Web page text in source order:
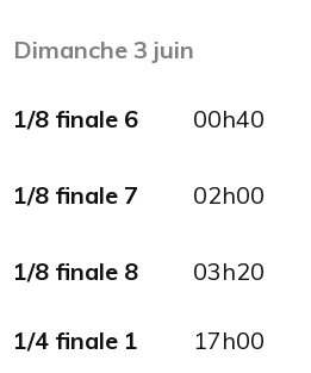
Dimanche 3 juin
1/8 finale 6 00h40
1/8 finale 7 02h00
1/8 finale 8 03h20
1/4 finale 1 17h00